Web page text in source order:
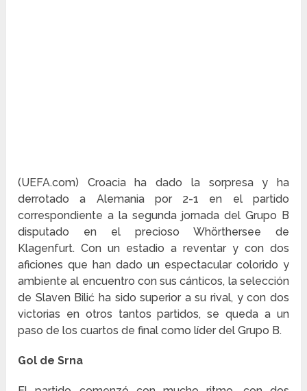
(UEFA.com) Croacia ha dado la sorpresa y ha
derrotado a Alemania por 2-1 en el partido
correspondiente a la segunda jornada del Grupo B
disputado en el precioso Whörthersee de
Klagenfurt. Con un estadio a reventar y con dos
aficiones que han dado un espectacular colorido y
ambiente al encuentro con sus cánticos, la selección
de Slaven Bilić ha sido superior a su rival, y con dos
victorias en otros tantos partidos, se queda a un
paso de los cuartos de final como líder del Grupo B.
Gol de Srna